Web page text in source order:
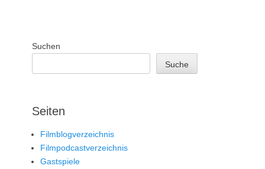
Suchen
Suche
Seiten
Filmblogverzeichnis
Filmpodcastverzeichnis
Gastspiele